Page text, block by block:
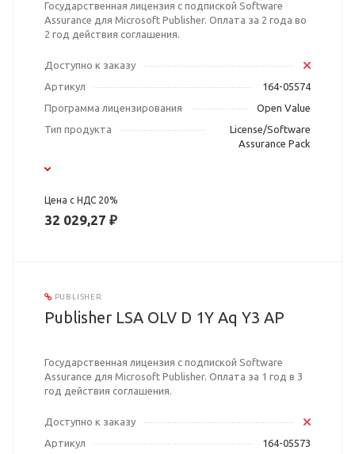
Государственная лицензия с подпиской Software
Assurance для Microsoft Publisher. Оплата за 2 года во
2 год действия соглашения.
Доступно к заказу
Артикул
164-05574
Программа лицензирования
Open Value
Тип продукта
License/Software
Assurance Pack
Цена с НДС 20%
32 029,27 ₽
PUBLISHER
Publisher LSA OLV D 1Y Aq Y3 AP
Государственная лицензия с подпиской Software
Assurance для Microsoft Publisher. Оплата за 1 год в 3
год действия соглашения.
Доступно к заказу
Артикул
164-05573